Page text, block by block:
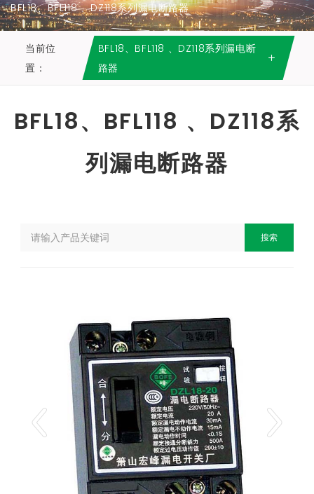
BFL18、BFL118 、DZ118系列漏电断路器
当前位
置：
BFL18、BFL118 、DZ118系列漏电断
路器
BFL18、BFL118 、DZ118系
列漏电断路器
搜索